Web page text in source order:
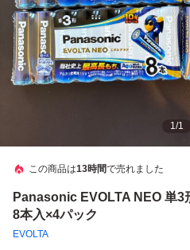
1/1
この商品は13時間で売れました
Panasonic EVOLTA NEO 単3
8本入×4パック
EVOLTA